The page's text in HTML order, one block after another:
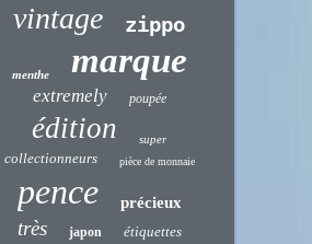
vintage zippo
menthe marque
extremely poupée
édition super
collectionneurs pièce de monnaie
pence précieux
très japon étiquettes